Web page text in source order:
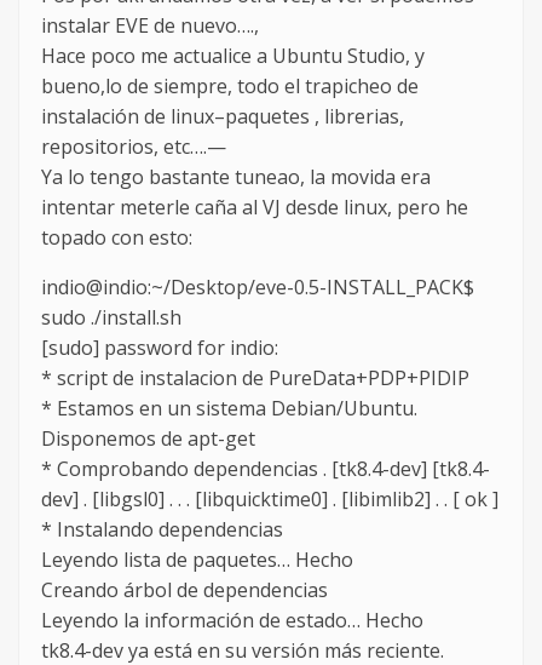
instalar EVE de nuevo….,
Hace poco me actualice a Ubuntu Studio, y
bueno,lo de siempre, todo el trapicheo de
instalación de linux–paquetes , librerias,
repositorios, etc….—
Ya lo tengo bastante tuneao, la movida era
intentar meterle caña al VJ desde linux, pero he
topado con esto:
indio@indio:~/Desktop/eve-0.5-INSTALL_PACK$
sudo ./install.sh
[sudo] password for indio:
* script de instalacion de PureData+PDP+PIDIP
* Estamos en un sistema Debian/Ubuntu.
Disponemos de apt-get
* Comprobando dependencias . [tk8.4-dev] [tk8.4-
dev] . [libgsl0] . . . [libquicktime0] . [libimlib2] . . [ ok ]
* Instalando dependencias
Leyendo lista de paquetes… Hecho
Creando árbol de dependencias
Leyendo la información de estado… Hecho
tk8.4-dev ya está en su versión más reciente.